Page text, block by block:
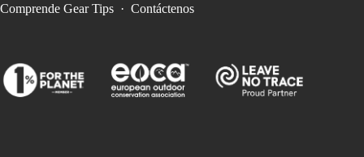
Comprende Gear Tips · Contáctenos